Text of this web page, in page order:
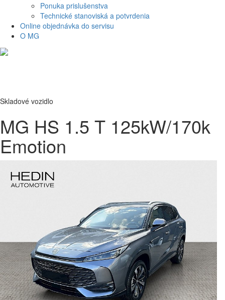
Ponuka prislušenstva
Technické stanoviská a potvrdenia
Online objednávka do servisu
O MG
Skladové vozidlo
MG HS 1.5 T 125kW/170k
Emotion